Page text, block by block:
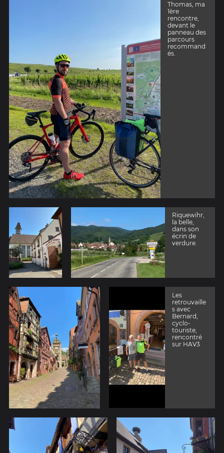
Thomas, ma
1ère
rencontre,
devant le
panneau des
parcours
recommand
és.
Riquewihr,
la belle,
dans son
écrin de
verdure.
Les
retrouvaille
s avec
Bernard,
cyclo-
touriste,
rencontré
sur HAV3